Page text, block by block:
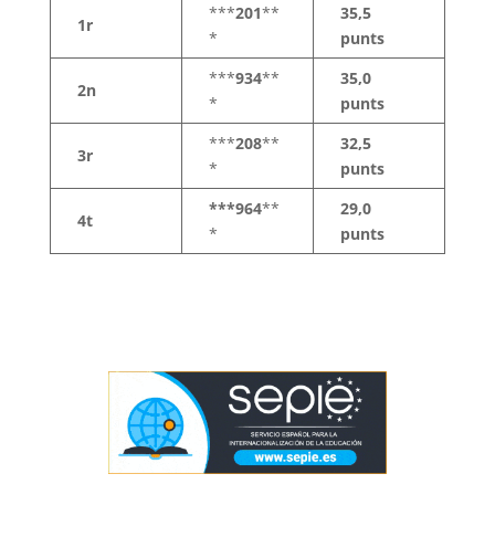
1r
***201**
*
35,5
punts
2n
***934**
*
35,0
punts
3r
***208**
*
32,5
punts
4t
***964**
*
29,0
punts